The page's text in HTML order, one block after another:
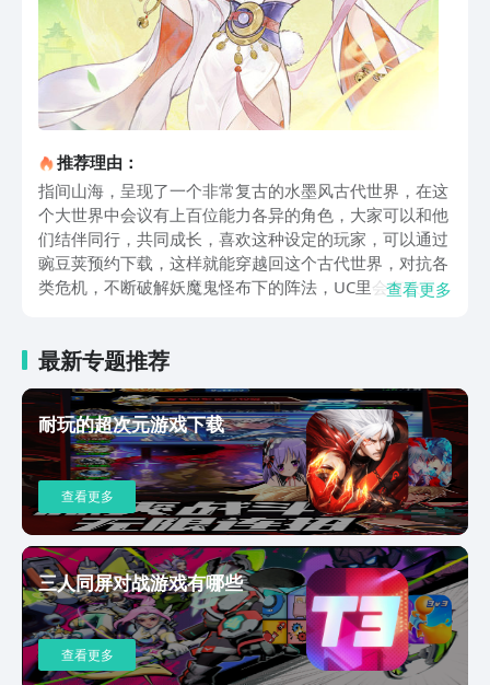
推荐理由：
指间山海，呈现了一个非常复古的水墨风古代世界，在这
个大世界中会议有上百位能力各异的角色，大家可以和他
们结伴同行，共同成长，喜欢这种设定的玩家，可以通过
豌豆荚预约下载，这样就能穿越回这个古代世界，对抗各
类危机，不断破解妖魔鬼怪布下的阵法，UC里会有大量
角色，探寻整个场景，能在这个过程中发掘很多不为人知
的故事，另外也会遇到很多奇人异事，游戏里会有大量的
幻灵，每一个幻灵都有不同的能力，可以通过和这些幻灵
联合战斗，借助他们的相生相克设定，让战场局势发生变
化。除了浓厚的山海经设定和手绘国风世界之外，在这个
游戏里还有独特的生命之树系统，这个系统可以持续不断
地积累资源，即便玩家离线也能获得大量的资源去养成角
色，不喜欢战斗的玩家，还可以体验游戏里的闲暇玩法，
每个玩家都会感觉自己真的穿越到了山海经世界。指间山
海手游下载渠道已经在上面分享出来了，如果喜欢这种孤
峰山海经的设定，那么就可以来尝试一下游戏，通过游戏
能幻化成仙灵角色不断冒险，加上各种幻灵角色的加持，
可以让玩家在游戏过程中有更强的战斗能力，喜欢古风设
定的玩家千万不要错过这个游戏。
查看更多
最新专题推荐
耐玩的超次元游戏下载
查看更多
三人同屏对战游戏有哪些
查看更多